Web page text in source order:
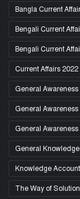
Bangla Current
Bengali Current
Bengali Current
Current Affairs 2022
General
General
General
General
Knowledge
The Way of